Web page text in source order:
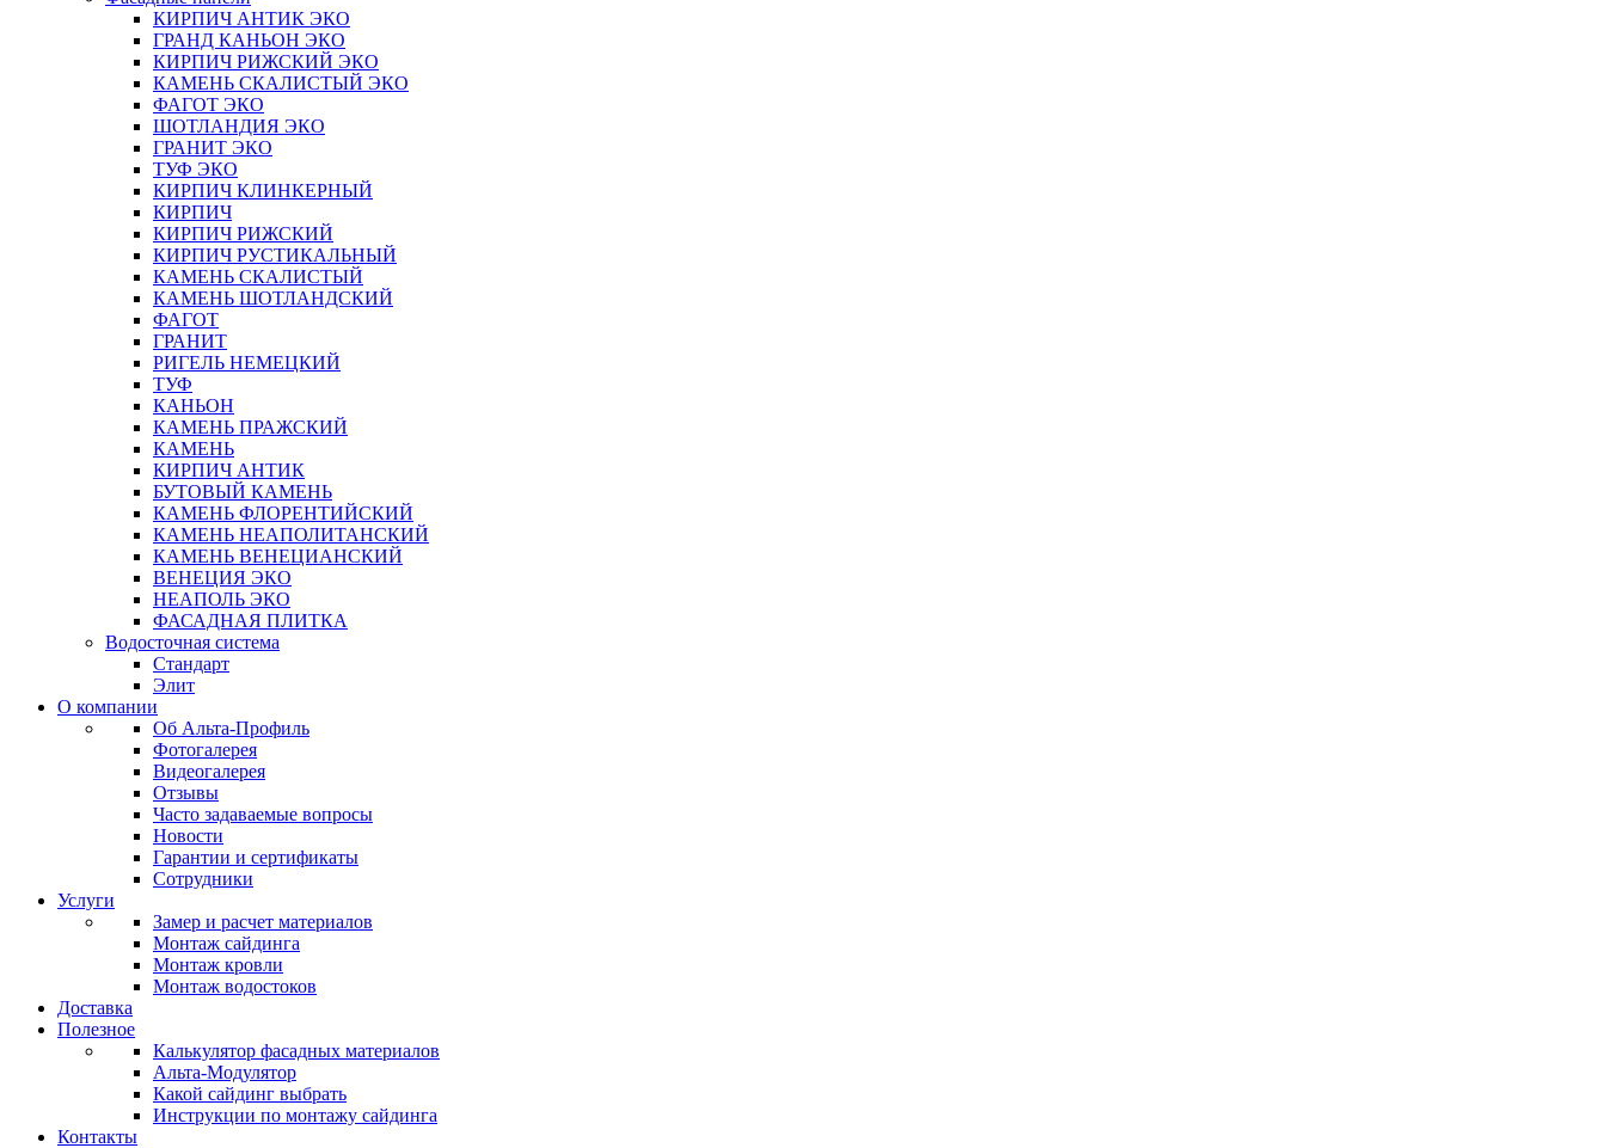
КИРПИЧ АНТИК ЭКО
ГРАНД КАНЬОН ЭКО
КИРПИЧ РИЖСКИЙ ЭКО
КАМЕНЬ СКАЛИСТЫЙ ЭКО
ФАГОТ ЭКО
ШОТЛАНДИЯ ЭКО
ГРАНИТ ЭКО
ТУФ ЭКО
КИРПИЧ КЛИНКЕРНЫЙ
КИРПИЧ
КИРПИЧ РИЖСКИЙ
КИРПИЧ РУСТИКАЛЬНЫЙ
КАМЕНЬ СКАЛИСТЫЙ
КАМЕНЬ ШОТЛАНДСКИЙ
ФАГОТ
ГРАНИТ
РИГЕЛЬ НЕМЕЦКИЙ
ТУФ
КАНЬОН
КАМЕНЬ ПРАЖСКИЙ
КАМЕНЬ
КИРПИЧ АНТИК
БУТОВЫЙ КАМЕНЬ
КАМЕНЬ ФЛОРЕНТИЙСКИЙ
КАМЕНЬ НЕАПОЛИТАНСКИЙ
КАМЕНЬ ВЕНЕЦИАНСКИЙ
ВЕНЕЦИЯ ЭКО
НЕАПОЛЬ ЭКО
ФАСАДНАЯ ПЛИТКА
Водосточная система
Стандарт
Элит
О компании
Об Альта-Профиль
Фотогалерея
Видеогалерея
Отзывы
Часто задаваемые вопросы
Новости
Гарантии и сертификаты
Сотрудники
Услуги
Замер и расчет материалов
Монтаж сайдинга
Монтаж кровли
Монтаж водостоков
Доставка
Полезное
Калькулятор фасадных материалов
Альта-Модулятор
Какой сайдинг выбрать
Инструкции по монтажу сайдинга
Контакты